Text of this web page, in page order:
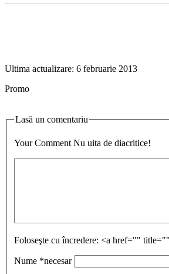
Ultima actualizare: 6 februarie 2013
Promo
Lasă un comentariu
Your Comment Nu uita de diacritice!
Foloseşte cu încredere: <a href=""
Nume *necesar